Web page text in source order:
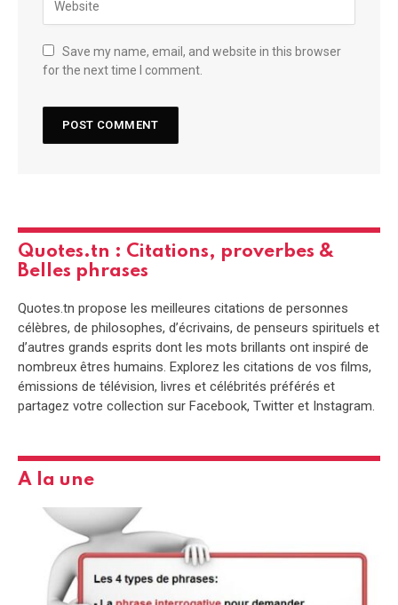
Save my name, email, and website in this browser
for the next time I comment.
Quotes.tn : Citations, proverbes &
Belles phrases
Quotes.tn propose les meilleures citations de personnes
célèbres, de philosophes, d’écrivains, de penseurs spirituels et
d’autres grands esprits dont les mots brillants ont inspiré de
nombreux êtres humains. Explorez les citations de vos films,
émissions de télévision, livres et célébrités préférés et
partagez votre collection sur Facebook, Twitter et Instagram.
A la une